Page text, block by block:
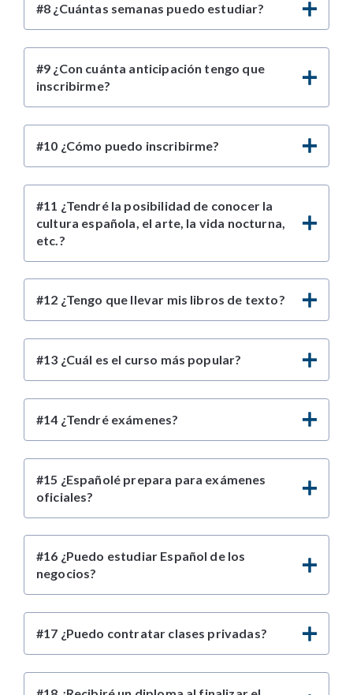
#8 ¿Cuántas semanas puedo estudiar?
#9 ¿Con cuánta anticipación tengo que
inscribirme?
#10 ¿Cómo puedo inscribirme?
#11 ¿Tendré la posibilidad de conocer la
cultura española, el arte, la vida nocturna,
etc.?
#12 ¿Tengo que llevar mis libros de texto?
#13 ¿Cuál es el curso más popular?
#14 ¿Tendré exámenes?
#15 ¿Españolé prepara para exámenes
oficiales?
#16 ¿Puedo estudiar Español de los
negocios?
#17 ¿Puedo contratar clases privadas?